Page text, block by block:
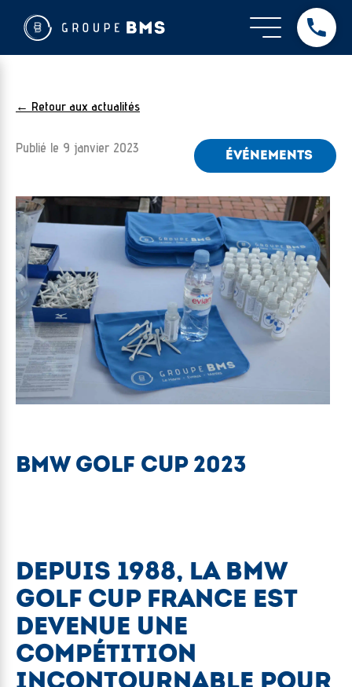
← Retour aux actualités
Publié le 9 janvier 2023
ÉVÉNEMENTS
BMW GOLF CUP 2023
DEPUIS 1988, LA BMW
GOLF CUP FRANCE EST
DEVENUE UNE
COMPÉTITION